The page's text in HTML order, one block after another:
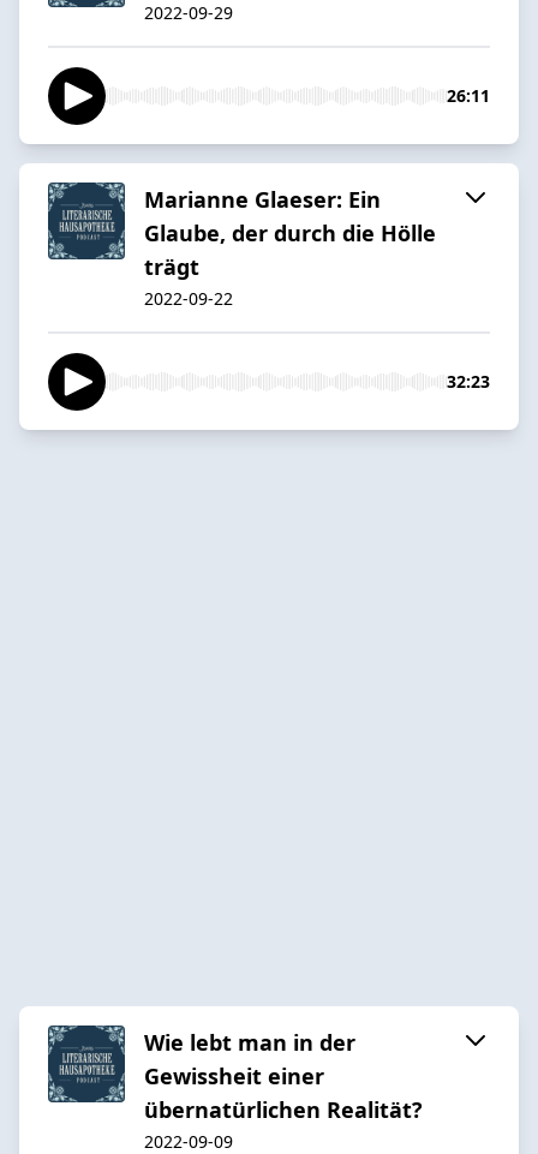
2022-09-29
26:11
Marianne Glaeser: Ein
Glaube, der durch die Hölle
trägt
2022-09-22
32:23
Wie lebt man in der
Gewissheit einer
übernatürlichen Realität?
2022-09-09